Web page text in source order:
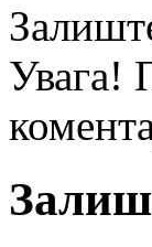
Увага!